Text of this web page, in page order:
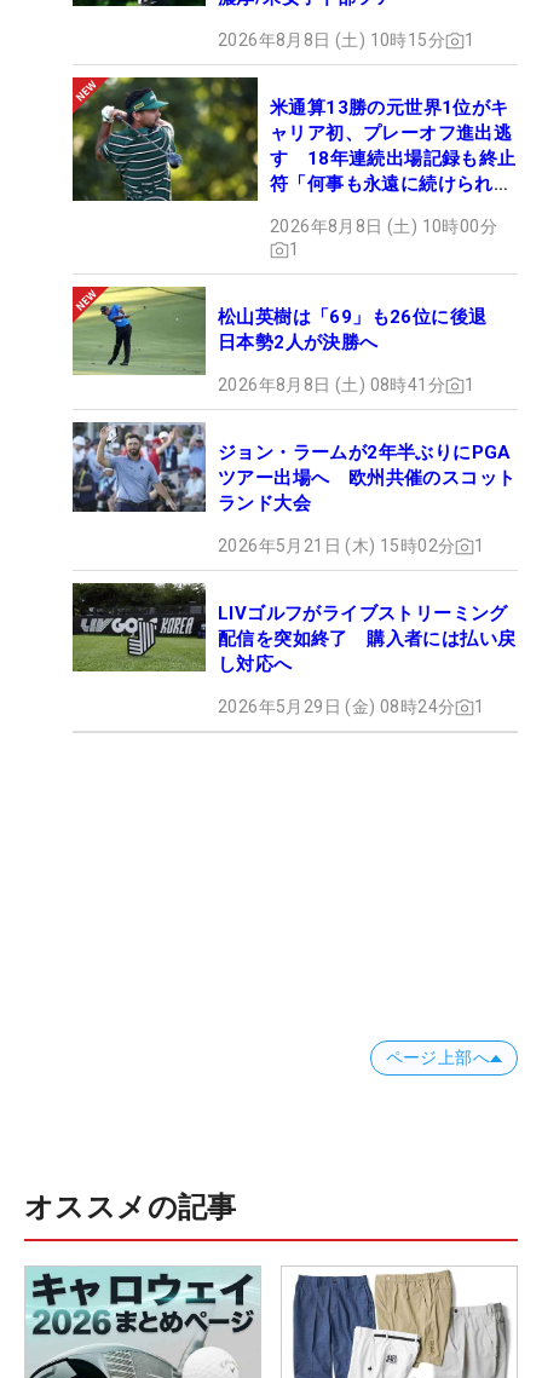
2026年8月8日 (土) 10時15分 1
米通算13勝の元世界1位がキ
ャリア初、プレーオフ進出逃
す 18年連続出場記録も終止
符「何事も永遠に続けられな
2026年8月8日 (土) 10時00分
1
松山英樹は「69」も26位に後退
日本勢2人が決勝へ
2026年8月8日 (土) 08時41分 1
ジョン・ラームが2年半ぶりにPGA
ツアー出場へ 欧州共催のスコット
ランド大会
2026年5月21日 (木) 15時02分 1
LIVゴルフがライブストリーミング
配信を突如終了 購入者には払い戻
し対応へ
2026年5月29日 (金) 08時24分 1
ページ上部へ
オススメの記事